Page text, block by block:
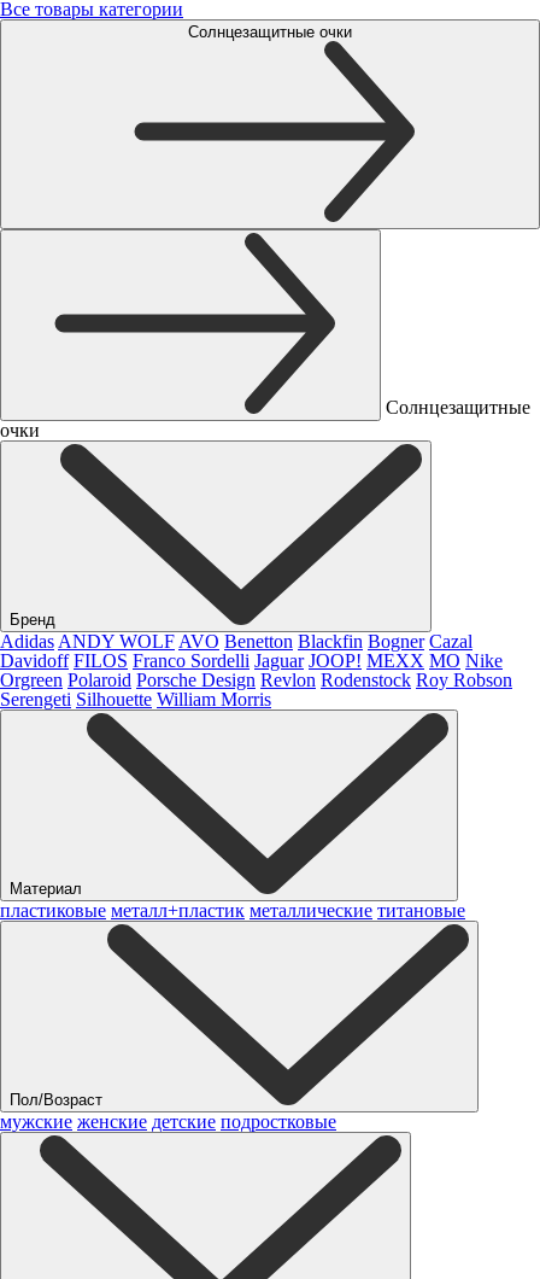
Все товары категории
Солнцезащитные очки
Солнцезащитные
очки
Бренд
Adidas ANDY WOLF AVO Benetton Blackfin Bogner Cazal
Davidoff FILOS Franco Sordelli Jaguar JOOP! MEXX MO Nike
Orgreen Polaroid Porsche Design Revlon Rodenstock Roy Robson
Serengeti Silhouette William Morris
Материал
пластиковые металл+пластик металлические титановые
Пол/Возраст
мужские женские детские подростковые